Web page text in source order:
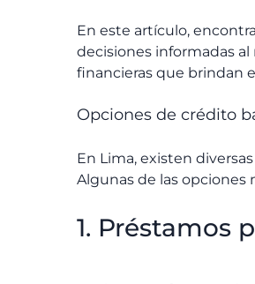
En este artículo,
decisiones informadas
financieras que brindan
Opciones de crédito
En Lima, existen
Algunas de las opciones
1. Préstamos